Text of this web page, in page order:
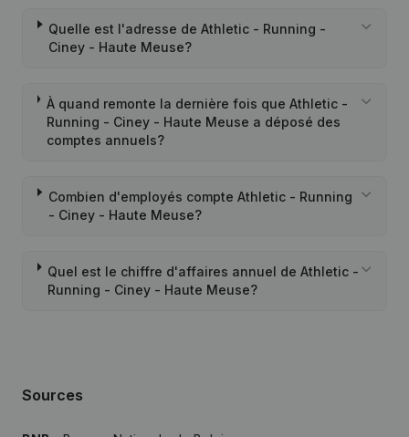
Quelle est l'adresse de Athletic - Running -
Ciney - Haute Meuse?
À quand remonte la dernière fois que Athletic -
Running - Ciney - Haute Meuse a déposé des
comptes annuels?
Combien d'employés compte Athletic - Running
- Ciney - Haute Meuse?
Quel est le chiffre d'affaires annuel de Athletic -
Running - Ciney - Haute Meuse?
Sources